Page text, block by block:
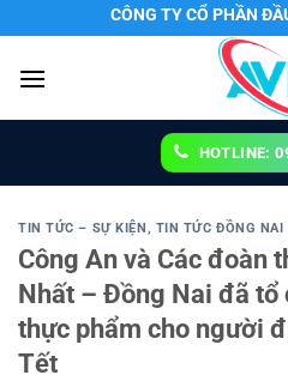
đến
nội
CÔNG TY CỔ PHẦN ĐẦU TƯ
HOTLINE:
TIN TỨC – SỰ KIỆN, TIN TỨC ĐỒNG NAI
Công An và Các đoàn
Nhất – Đồng Nai đã tổ
thực phẩm cho người
Tết